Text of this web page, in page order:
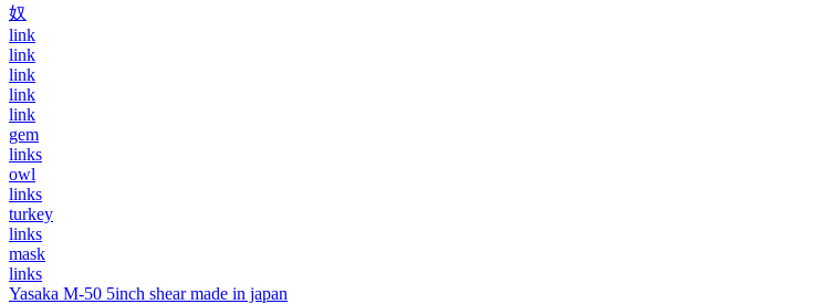
奴
link
link
link
link
link
gem
links
owl
links
turkey
links
mask
links
Yasaka M-50 5inch shear made in japan